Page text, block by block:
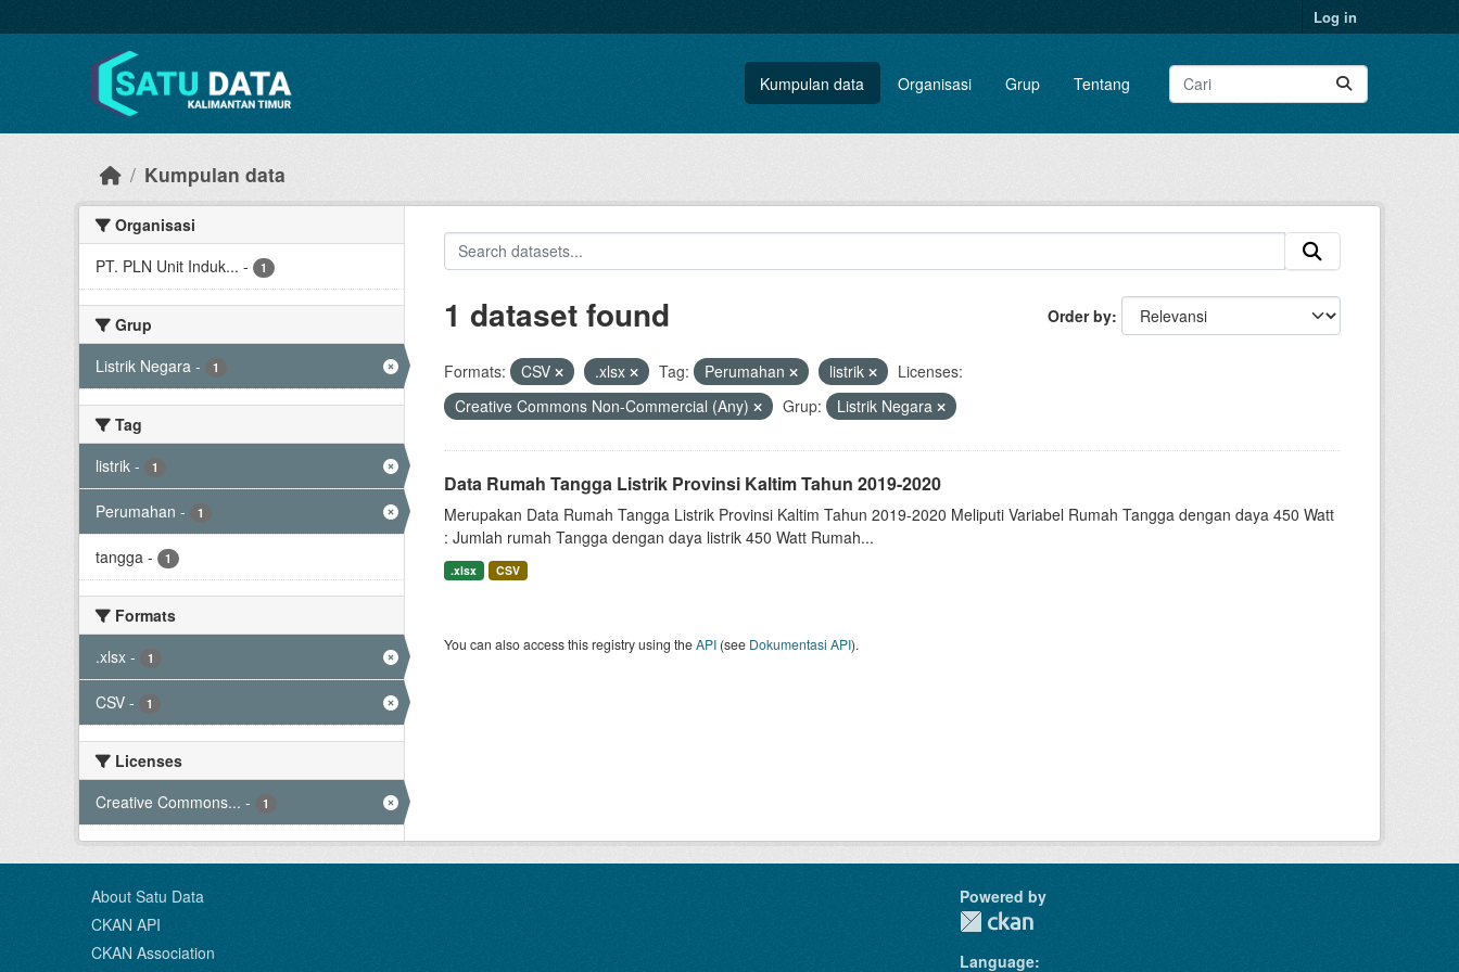
Log in
Kumpulan data Organisasi Grup Tentang
Kumpulan data
Organisasi
PT. PLN Unit Induk... - 1
Grup
Listrik Negara - 1
Tag
listrik - 1
Perumahan - 1
tangga - 1
Formats
.xlsx - 1
CSV - 1
Licenses
Creative Commons... - 1
Order by
1 dataset found
Formats: CSV .xlsx Tag: Perumahan listrik
Licenses:
Creative Commons Non-Commercial (Any)
Grup: Listrik Negara
Data Rumah Tangga Listrik Provinsi Kaltim Tahun 2019-2020
Merupakan Data Rumah Tangga Listrik Provinsi Kaltim Tahun 2019-2020 Meliputi Variabel Rumah Tangga dengan daya 450 Watt
: Jumlah rumah Tangga dengan daya listrik 450 Watt Rumah...
.xlsx CSV
You can also access this registry using theAPI(see Dokumentasi API).
About Satu Data
CKAN API
CKAN Association
Powered by
Language